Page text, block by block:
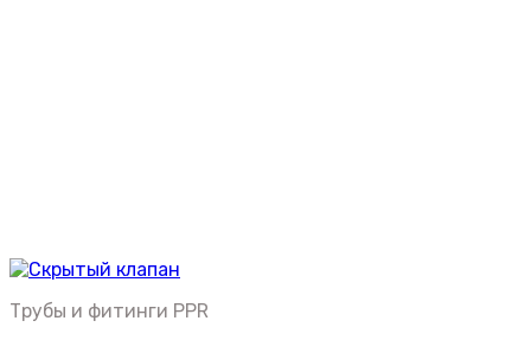
Трубы и фитинги PPR